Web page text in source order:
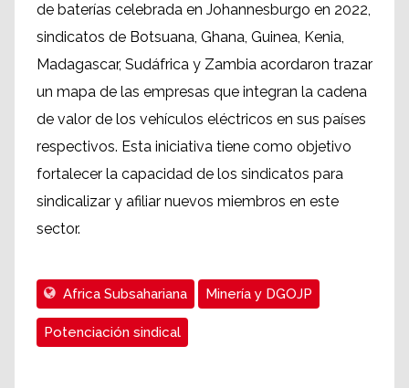
de baterías celebrada en Johannesburgo en 2022,
sindicatos de Botsuana, Ghana, Guinea, Kenia,
Madagascar, Sudáfrica y Zambia acordaron trazar
un mapa de las empresas que integran la cadena
de valor de los vehículos eléctricos en sus países
respectivos. Esta iniciativa tiene como objetivo
fortalecer la capacidad de los sindicatos para
sindicalizar y afiliar nuevos miembros en este
sector.
Africa Subsahariana Minería y DGOJP
Potenciación sindical